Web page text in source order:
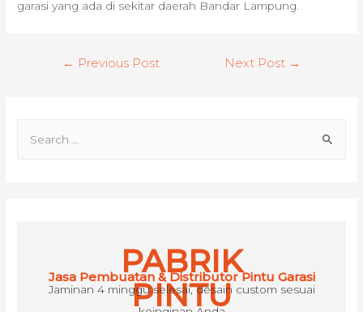
garasi yang ada di sekitar daerah Bandar Lampung.
← Previous Post Next Post →
PABRIK
PINTU
Jasa Pembuatan & Distributor Pintu Garasi
Jaminan 4 minggu selesai, desain custom sesuai